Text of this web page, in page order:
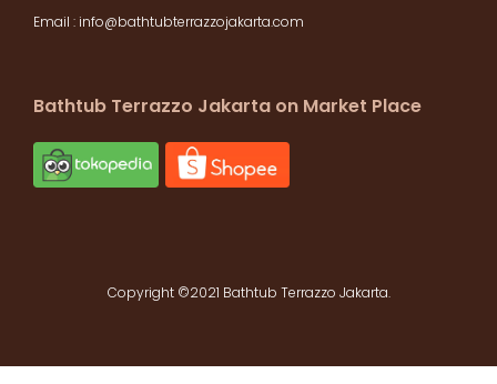
Email : info@bathtubterrazzojakarta.com
Bathtub Terrazzo Jakarta on Market Place
Copyright ©2021 Bathtub Terrazzo Jakarta.